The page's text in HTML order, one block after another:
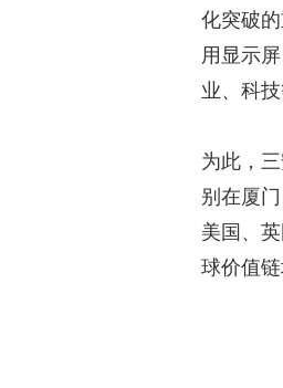
化突破
用显示
业、科
为此，
别在厦
美国、
球价值链